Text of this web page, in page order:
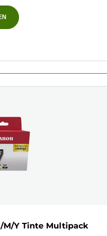
M/Y Tinte Multipack